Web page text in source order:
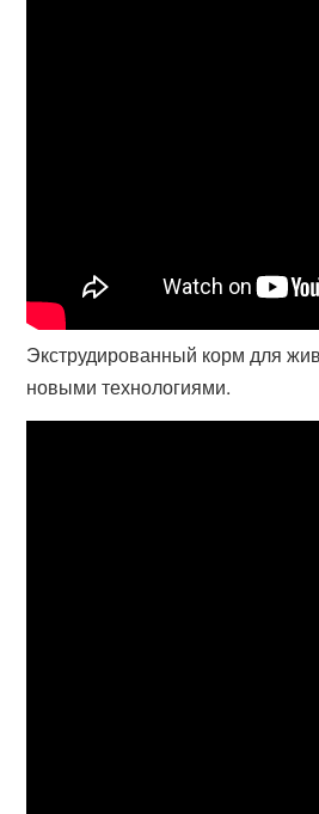
Экструдированный корм для
новыми технологиями.